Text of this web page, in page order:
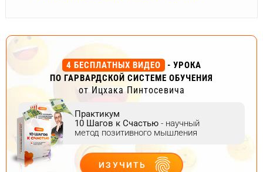
4 БЕСПЛАТНЫХ ВИДЕО
- УРОКА
ПО ГАРВАРДСКОЙ СИСТЕМЕ ОБУЧЕНИЯ
от Ицхака Пинтосевича
Практикум
10 Шагов к Счастью - научный
метод позитивного мышления
ИЗУЧИТЬ